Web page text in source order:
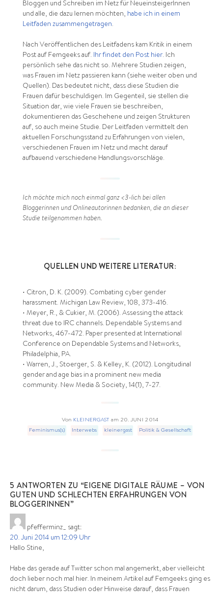
Bloggen und Schreiben im Netz für NeueinsteigerInnen
und alle, die dazu lernen möchten, habe ich in einem
Leitfaden zusammengetragen.
Nach Veröffentlichen des Leitfadens kam Kritik in einem
Post auf Femgeeks auf. Ihr findet den Post hier. Ich
persönlich sehe das nicht so. Mehrere Studien zeigen,
was Frauen im Netz passieren kann (siehe weiter oben und
Quellen). Das bedeutet nicht, dass diese Studien die
Frauen dafür beschuldigen. Im Gegenteil, sie stellen die
Situation dar, wie viele Frauen sie beschreiben,
dokumentieren das Geschehene und zeigen Strukturen
auf, so auch meine Studie. Der Leitfaden vermittelt den
aktuellen Forschungsstand zu Erfahrungen von vielen,
verschiedenen Frauen im Netz und macht darauf
aufbauend verschiedene Handlungsvorschläge.
Ich möchte mich noch einmal ganz <3-lich bei allen
Bloggerinnen und Onlineautorinnen bedanken, die an dieser
Studie teilgenommen haben.
QUELLEN UND WEITERE LITERATUR:
• Citron, D. K. (2009). Combating cyber gender
harassment. Michigan Law Review, 108, 373-416.
• Meyer, R., & Cukier, M. (2006). Assessing the attack
threat due to IRC channels. Dependable Systems and
Networks, 467-472. Paper presented at International
Conference on Dependable Systems and Networks,
Philadelphia, PA.
• Warren, J., Stoerger, S. & Kelley, K. (2012). Longitudinal
gender and age bias in a prominent new media
community. New Media & Society, 14(1), 7-27.
Von KLEINERGAST am 20. JUNI 2014
Feminismus(s)
Interwebs kleinergast Politik & Gesellschaft
5 ANTWORTEN ZU “EIGENE DIGITALE RÄUME – VON
GUTEN UND SCHLECHTEN ERFAHRUNGEN VON
BLOGGERINNEN”
pfefferminz_ sagt:
20. Juni 2014 um 12:09 Uhr
Hallo Stine,
Habe das gerade auf Twitter schon mal angemerkt, aber vielleicht
doch lieber noch mal hier. In meinem Artikel auf Femgeeks ging es
nicht darum, dass Studien oder Hinweise darauf, dass Frauen